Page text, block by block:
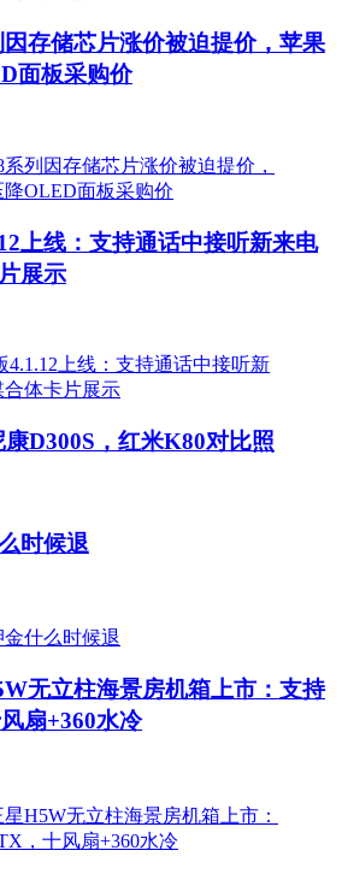
因存储芯片涨价被迫提价，苹果
面板采购价
上线：支持通话中接听新来电
展示
D300S，红米K80对比照
时候退
无立柱海景房机箱上市：支持
扇+360水冷